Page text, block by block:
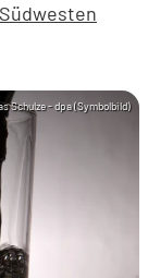
Schulze - dpa (Symbolbild)